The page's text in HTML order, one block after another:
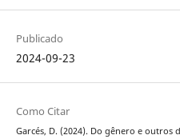
Publicado
2024-09-23
Como Citar
Garcés, D. (2024). Do gênero e outros